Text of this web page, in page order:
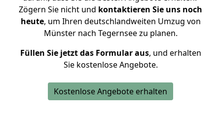
Zögern Sie nicht und kontaktieren Sie uns noch
heute, um Ihren deutschlandweiten Umzug von
Münster nach Tegernsee zu planen.
Füllen Sie jetzt das Formular aus, und erhalten
Sie kostenlose Angebote.
Kostenlose Angebote erhalten